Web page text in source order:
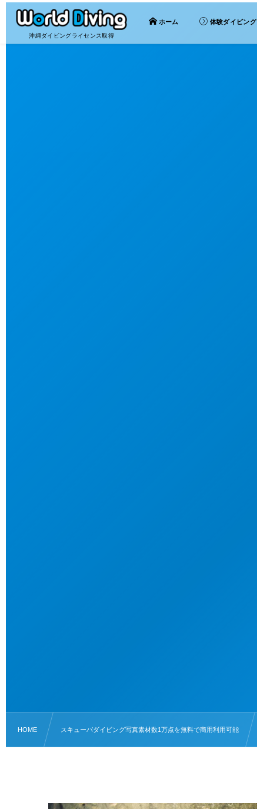
沖縄ダイビングライセンス取得
ホーム 体験ダイビング
HOME スキューバダイビング写真素材数1万点を無料で商用利用可能